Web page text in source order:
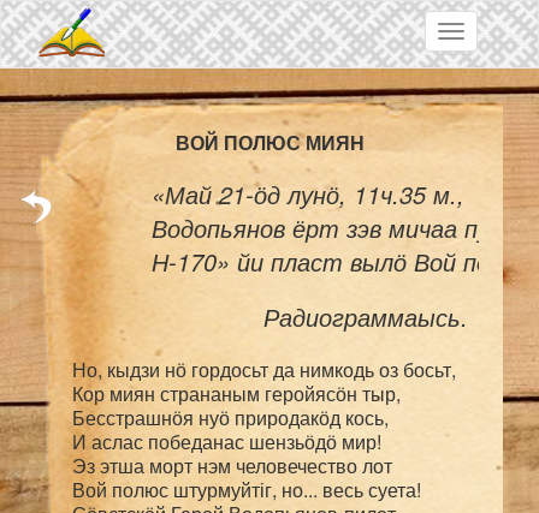
Skip to main content
Toggle
navigation
ВОЙ ПОЛЮС МИЯН
«Май 21-ӧд лунӧ, 11ч.35 м.,
Водопьянов ёрт зэв мичаа
Н-170» йи пласт вылӧ Вой
Радиограммаысь.
Но, кыдзи нӧ гордосьт да нимкодь оз босьт,
Кор миян странаным геройясӧн тыр,
Бесстрашнӧя нуӧ природакӧд кось,
И аслас победанас шензьӧдӧ мир!
Эз этша морт нэм человечество лот
Вой полюс штурмуйтіг, но... весь суета!